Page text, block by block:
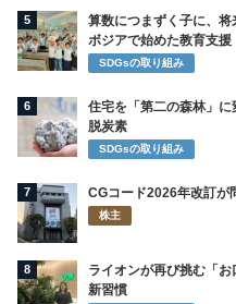
5
算数につまずく子に、
ボジアで始めた教育支援
SDGsの取り組み
6
住宅を「第二の森林」に
脱炭素
SDGsの取り組み
7 CGコード2026年改訂が
株主
8
ライオンが再び挑む「
新習慣